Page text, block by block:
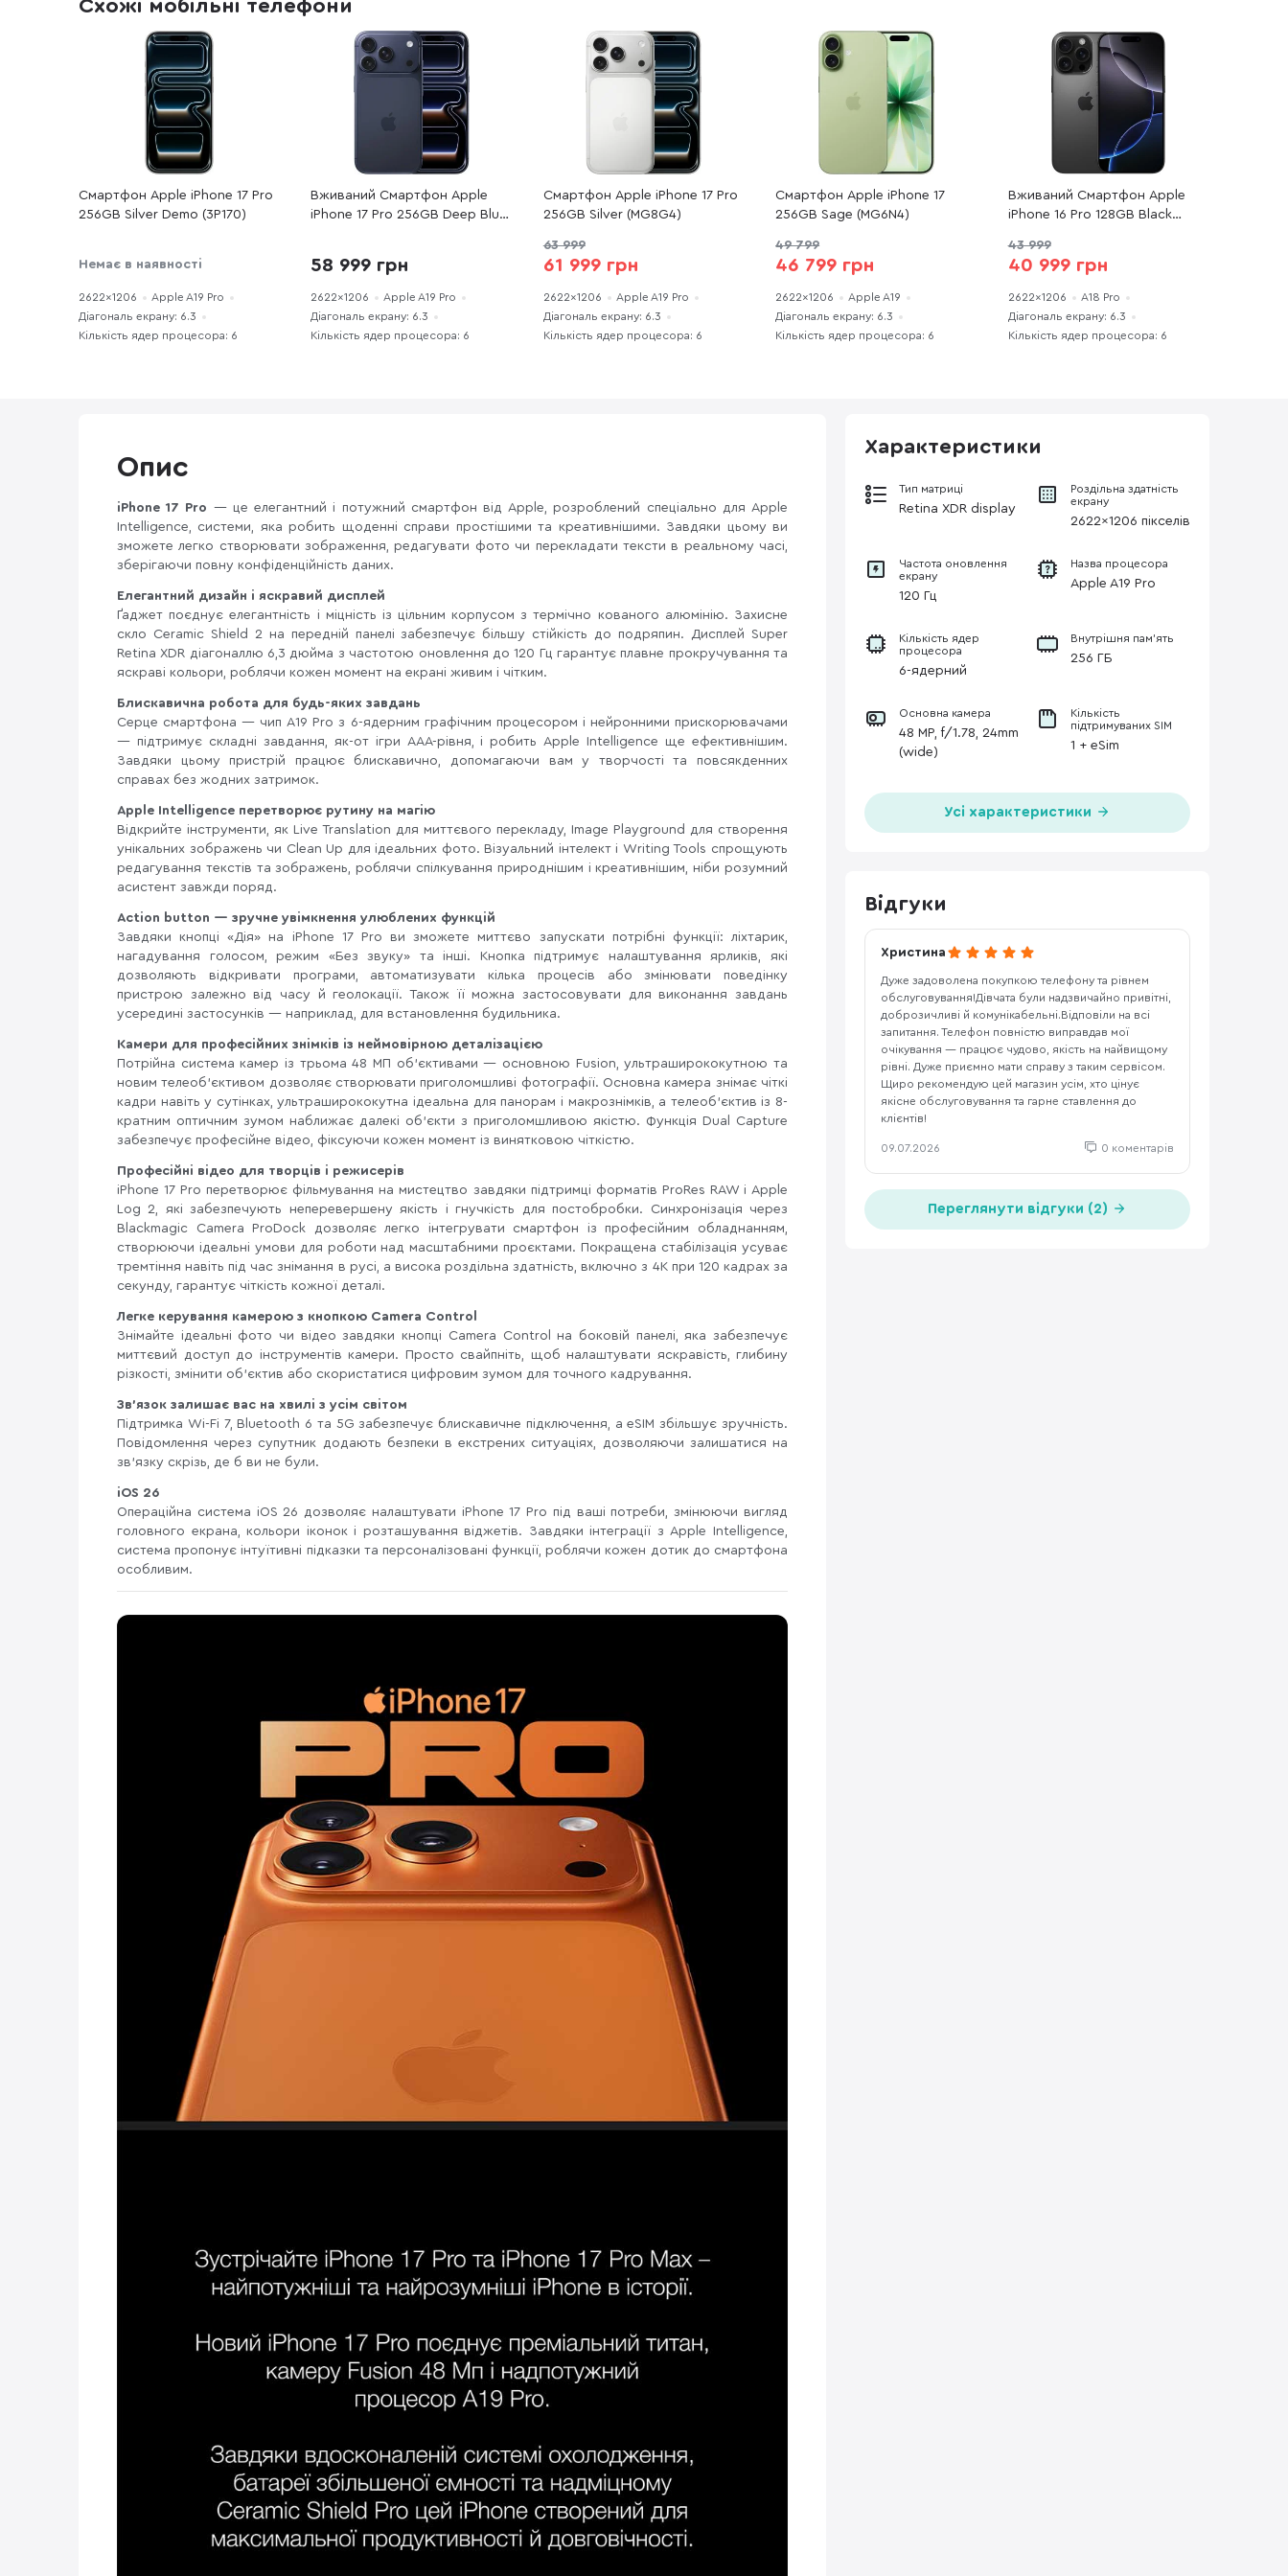
Схожі мобільні телефони
Смартфон Apple iPhone 17 Pro
256GB Silver Demo (3P170)
Немає в наявності
2622x1206
Apple A19 Pro
Діагональ екрану: 6.3
Кількість ядер процесора: 6
Вживаний Смартфон Apple
iPhone 17 Pro 256GB Deep Blue
58 999 грн
2622x1206
Apple A19 Pro
Діагональ екрану: 6.3
Кількість ядер процесора: 6
Смартфон Apple iPhone 17 Pro
256GB Silver (MG8G4)
63 999
61 999 грн
2622x1206
Apple A19 Pro
Діагональ екрану: 6.3
Кількість ядер процесора: 6
Смартфон Apple iPhone 17
256GB Sage (MG6N4)
49 799
46 799 грн
2622x1206
Apple A19
Діагональ екрану: 6.3
Кількість ядер процесора: 6
Вживаний Смартфон Apple
iPhone 16 Pro 128GB Black
чудовий стан
43 999
40 999 грн
2622x1206
A18 Pro
Діагональ екрану: 6.3
Кількість ядер процесора: 6
Опис
iPhone 17 Pro — це елегантний і потужний смартфон від Apple, розроблений спеціально для Apple
Intelligence, системи, яка робить щоденні справи простішими та креативнішими. Завдяки цьому ви
зможете легко створювати зображення, редагувати фото чи перекладати тексти в реальному часі,
зберігаючи повну конфіденційність даних.
Елегантний дизайн і яскравий дисплей
Ґаджет поєднує елегантність і міцність із цільним корпусом з термічно кованого алюмінію. Захисне
скло Ceramic Shield 2 на передній панелі забезпечує більшу стійкість до подряпин. Дисплей Super
Retina XDR діагоналлю 6,3 дюйма з частотою оновлення до 120 Гц гарантує плавне прокручування та
яскраві кольори, роблячи кожен момент на екрані живим і чітким.
Блискавична робота для будь-яких завдань
Серце смартфона — чип A19 Pro з 6-ядерним графічним процесором і нейронними прискорювачами
— підтримує складні завдання, як-от ігри AAA-рівня, і робить Apple Intelligence ще ефективнішим.
Завдяки цьому пристрій працює блискавично, допомагаючи вам у творчості та повсякденних
справах без жодних затримок.
Apple Intelligence перетворює рутину на магію
Відкрийте інструменти, як Live Translation для миттєвого перекладу, Image Playground для створення
унікальних зображень чи Clean Up для ідеальних фото. Візуальний інтелект і Writing Tools спрощують
редагування текстів та зображень, роблячи спілкування природнішим і креативнішим, ніби розумний
асистент завжди поряд.
Action button — зручне увімкнення улюблених функцій
Завдяки кнопці «Дія» на iPhone 17 Pro ви зможете миттєво запускати потрібні функції: ліхтарик,
нагадування голосом, режим «Без звуку» та інші. Кнопка підтримує налаштування ярликів, які
дозволяють відкривати програми, автоматизувати кілька процесів або змінювати поведінку
пристрою залежно від часу й геолокації. Також її можна застосовувати для виконання завдань
усередині застосунків — наприклад, для встановлення будильника.
Камери для професійних знімків із неймовірною деталізацією
Потрійна система камер із трьома 48 МП об’єктивами — основною Fusion, ультраширококутною та
новим телеоб’єктивом дозволяє створювати приголомшливі фотографії. Основна камера знімає чіткі
кадри навіть у сутінках, ультраширококутна ідеальна для панорам і макрознімків, а телеоб’єктив із 8-
кратним оптичним зумом наближає далекі об’єкти з приголомшливою якістю. Функція Dual Capture
забезпечує професійне відео, фіксуючи кожен момент із винятковою чіткістю.
Професійні відео для творців і режисерів
iPhone 17 Pro перетворює фільмування на мистецтво завдяки підтримці форматів ProRes RAW і Apple
Log 2, які забезпечують неперевершену якість і гнучкість для постобробки. Синхронізація через
Blackmagic Camera ProDock дозволяє легко інтегрувати смартфон із професійним обладнанням,
створюючи ідеальні умови для роботи над масштабними проєктами. Покращена стабілізація усуває
тремтіння навіть під час знімання в русі, а висока роздільна здатність, включно з 4K при 120 кадрах за
секунду, гарантує чіткість кожної деталі.
Легке керування камерою з кнопкою Camera Control
Знімайте ідеальні фото чи відео завдяки кнопці Camera Control на боковій панелі, яка забезпечує
миттєвий доступ до інструментів камери. Просто свайпніть, щоб налаштувати яскравість, глибину
різкості, змінити об’єктив або скористатися цифровим зумом для точного кадрування.
Зв'язок залишає вас на хвилі з усім світом
Підтримка Wi-Fi 7, Bluetooth 6 та 5G забезпечує блискавичне підключення, а eSIM збільшує зручність.
Повідомлення через супутник додають безпеки в екстрених ситуаціях, дозволяючи залишатися на
зв'язку скрізь, де б ви не були.
iOS 26
Операційна система iOS 26 дозволяє налаштувати iPhone 17 Pro під ваші потреби, змінюючи вигляд
головного екрана, кольори іконок і розташування віджетів. Завдяки інтеграції з Apple Intelligence,
система пропонує інтуїтивні підказки та персоналізовані функції, роблячи кожен дотик до смартфона
особливим.
Характеристики
Тип матриці
Retina XDR display
Роздільна здатність
екрану
2622x1206 пікселів
Частота оновлення
екрану
120 Гц
Назва процесора
Apple A19 Pro
Кількість ядер
процесора
6-ядерний
Внутрішня пам'ять
256 ГБ
Основна камера
48 MP, f/1.78, 24mm
(wide)
Кількість
підтримуваних SIM
1 + eSim
Усі характеристики
Відгуки
Христина
Дуже задоволена покупкою телефону та рівнем
обслуговування!Дівчата були надзвичайно привітні,
доброзичливі й комунікабельні.Відповіли на всі
запитання. Телефон повністю виправдав мої
очікування — працює чудово, якість на найвищому
рівні. Дуже приємно мати справу з таким сервісом.
Щиро рекомендую цей магазин усім, хто цінує
якісне обслуговування та гарне ставлення до
клієнтів!
09.07.2026 0 коментарів
Переглянути відгуки (2)